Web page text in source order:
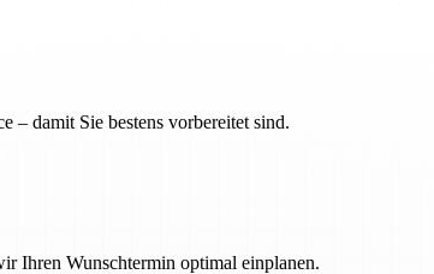
– damit Sie bestens vorbereitet sind.
Ihren Wunschtermin optimal einplanen.